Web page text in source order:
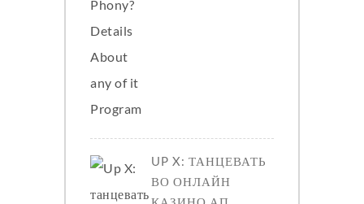
UP X: ТАНЦЕВАТЬ
ВО ОНЛАЙН